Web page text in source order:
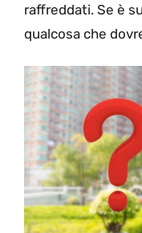
raffreddati. Se è
qualcosa che